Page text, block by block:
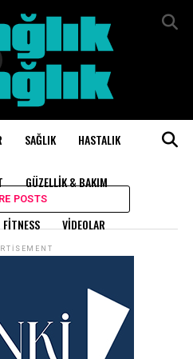
SAĞLIK HASTALIK
GÜZELLIK & BAKIM
FITNESS VIDEOLAR
"Trigliserit"
POSTS
version